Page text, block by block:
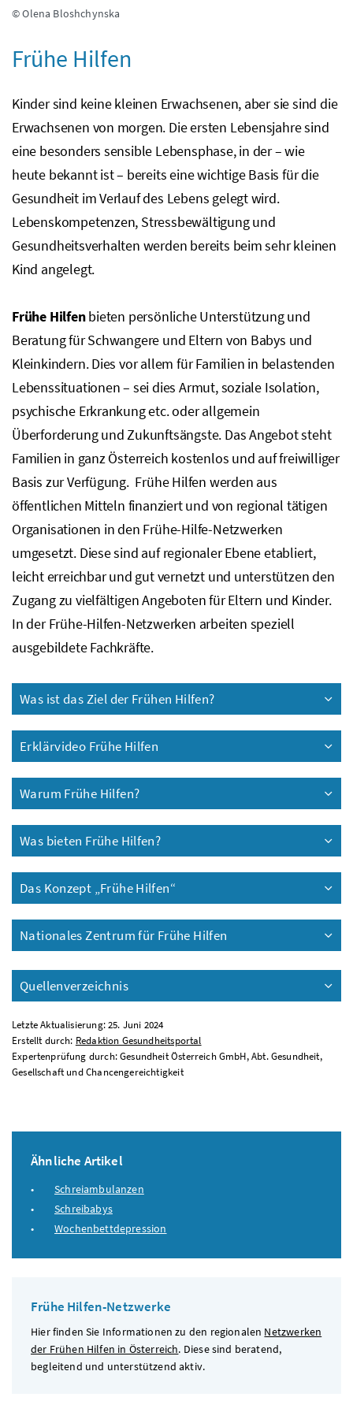
© Olena Bloshchynska
Frühe Hilfen
Kinder sind keine kleinen Erwachsenen, aber sie sind die
Erwachsenen von morgen. Die ersten Lebensjahre sind
eine besonders sensible Lebensphase, in der – wie
heute bekannt ist – bereits eine wichtige Basis für die
Gesundheit im Verlauf des Lebens gelegt wird.
Lebenskompetenzen, Stressbewältigung und
Gesundheitsverhalten werden bereits beim sehr kleinen
Kind angelegt.
Frühe Hilfenbieten persönliche Unterstützung und
Beratung für Schwangere und Eltern von Babys und
Kleinkindern. Dies vor allem für Familien in belastenden
Lebenssituationen – sei dies Armut, soziale Isolation,
psychische Erkrankung etc. oder allgemein
Überforderung und Zukunftsängste. Das Angebot steht
Familien in ganz Österreich kostenlos und auf freiwilliger
Basis zur Verfügung. Frühe Hilfen werden aus
öffentlichen Mitteln finanziert und von regional tätigen
Organisationen in den Frühe-Hilfe-Netzwerken
umgesetzt. Diese sind auf regionaler Ebene etabliert,
leicht erreichbar und gut vernetzt und unterstützen den
Zugang zu vielfältigen Angeboten für Eltern und Kinder.
In der Frühe-Hilfen-Netzwerken arbeiten speziell
ausgebildete Fachkräfte.
Was ist das Ziel der Frühen Hilfen?
Erklärvideo Frühe Hilfen
Warum Frühe Hilfen?
Was bieten Frühe Hilfen?
Das Konzept „Frühe Hilfen“
Nationales Zentrum für Frühe Hilfen
Quellenverzeichnis
Letzte Aktualisierung: 25. Juni 2024
Erstellt durch: Redaktion Gesundheitsportal
Expertenprüfung durch: Gesundheit Österreich GmbH, Abt. Gesundheit,
Gesellschaft und Chancengereichtigkeit
Ähnliche Artikel
Schreiambulanzen
Schreibabys
Wochenbettdepression
Frühe Hilfen-Netzwerke
Hier finden Sie Informationen zu den regionalen Netzwerken
der Frühen Hilfen in Österreich. Diese sind beratend,
begleitend und unterstützend aktiv.